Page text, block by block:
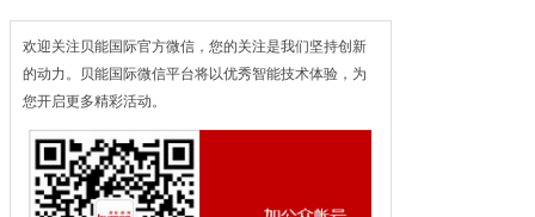
欢迎关注贝能国际官方微信，您的关注是我们坚持创新
的动力。贝能国际微信平台将以优秀智能技术体验，为
您开启更多精彩活动。